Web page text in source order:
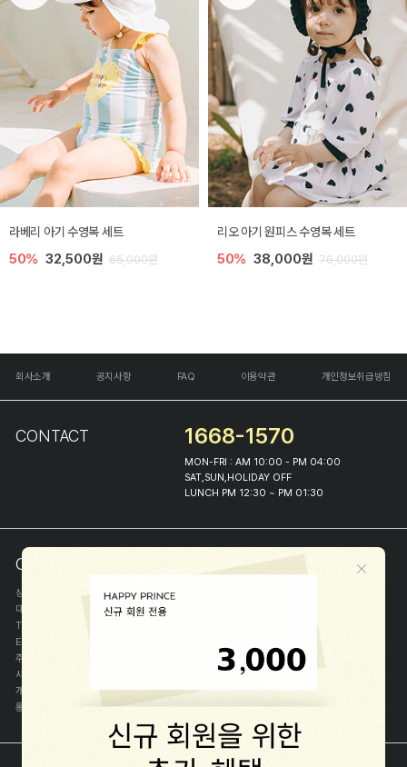
라베리 아기 수영복 세트
50% 32,500원 65,000원
리오 아기 원피스 수영복 세트
50% 38,000원 76,000원
회사소개 공지사항 FAQ 이용약관 개인정보취급방침
CONTACT 1668-1570
MON-FRI : AM 10:00 - PM 04:00
SAT,SUN,HOLIDAY OFF
LUNCH PM 12:30 ~ PM 01:30
COMPANY INFO
상호
(주)해피프린스
대표
이화진
TEL
E-MAIL
주소
사업자등록번호
개인정보관리자
이화진
통신판매신고번호
제 2018-서울종로-1384 호 [사업자정보확인]